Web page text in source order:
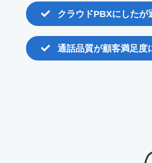
クラウドPBXにしたが
通話品質が顧客満足度